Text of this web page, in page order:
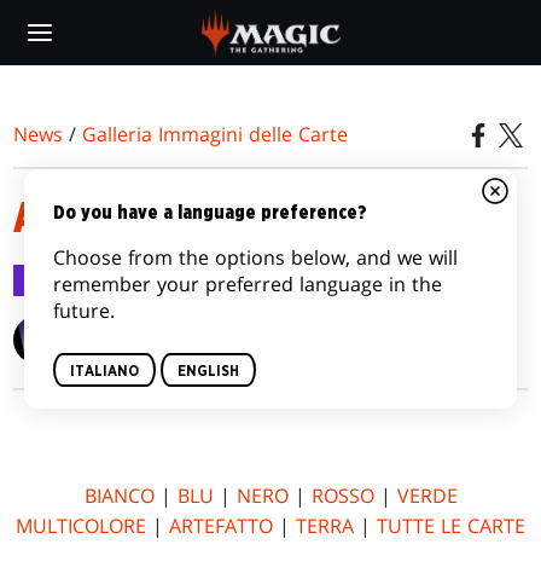
main
News / Galleria Immagini delle Carte
AMONKHET
Galleria Immagini delle Carte 14 apr 2017
BIANCO| BLU | NERO| ROSSO| VERDE
MULTICOLORE | ARTEFATTO | TERRA | TUTTE LE CARTE
Do you have a language preference?
Choose from the options below, and we will
remember your preferred language in the
future.
ITALIANO ENGLISH